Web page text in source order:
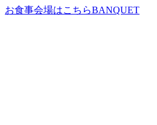
お食事会場はこちらBANQUET